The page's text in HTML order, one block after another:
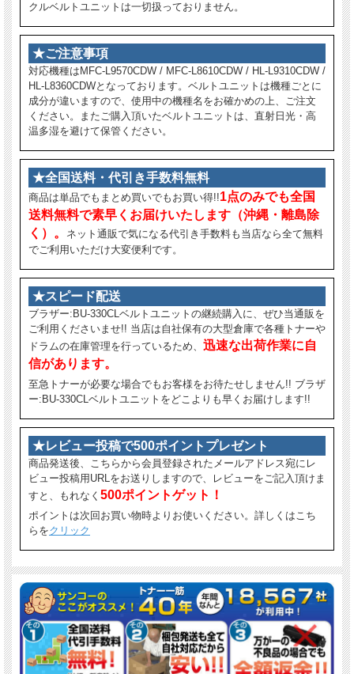
クルベルトユニットは一切扱っておりません。
★ご注意事項
対応機種はMFC-L9570CDW / MFC-L8610CDW / HL-L9310CDW /
HL-L8360CDWとなっております。ベルトユニットは機種ごとに
成分が違いますので、使用中の機種名をお確かめの上、ご注文
ください。またご購入頂いたベルトユニットは、直射日光・高
温多湿を避けて保管ください。
★全国送料・代引き手数料無料
商品は単品でもまとめ買いでもお買い得!!1点のみでも全国
送料無料で素早くお届けいたします（沖縄・離島除
く）。
ネット通販で気になる代引き手数料も当店なら全て無料
でご利用いただけ大変便利です。
★スピード配送
ブラザー:BU-330CLベルトユニットの継続購入に、ぜひ当通販を
ご利用くださいませ!! 当店は自社保有の大型倉庫で各種トナーや
ドラムの在庫管理を行っているため、 迅速な出荷作業に自
信があります。
至急トナーが必要な場合でもお客様をお待たせしません!! ブラザ
ー:BU-330CLベルトユニットをどこよりも早くお届けします!!
★レビュー投稿で500ポイントプレゼント
商品発送後、こちらから会員登録されたメールアドレス宛にレ
ビュー投稿用URLをお送りしますので、レビューをご記入頂けま
すと、もれなく 500ポイントゲット！
ポイントは次回お買い物時よりお使いください。詳しくはこち
らをクリック